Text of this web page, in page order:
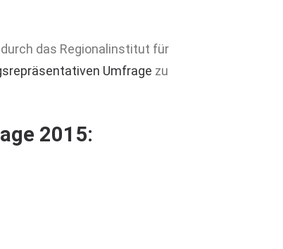
durch das Regionalinstitut für
Umfrage zu
2015: